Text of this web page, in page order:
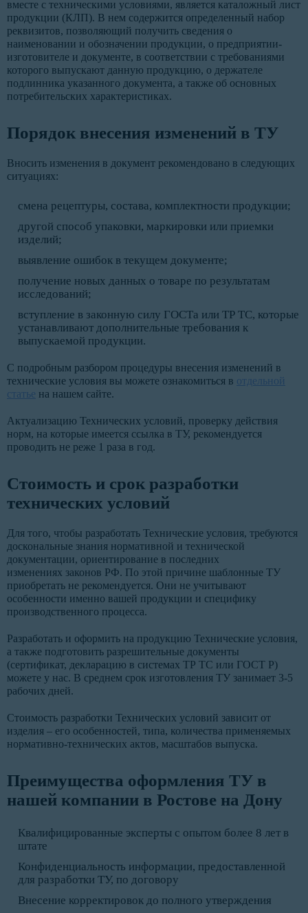
вместе с техническими условиями, является каталожный лист
продукции (КЛП). В нем содержится определенный набор
реквизитов, позволяющий получить сведения о
наименовании и обозначении продукции, о предприятии-
изготовителе и документе, в соответствии с требованиями
которого выпускают данную продукцию, о держателе
подлинника указанного документа, а также об основных
потребительских характеристиках.
Порядок внесения изменений в ТУ
Вносить изменения в документ рекомендовано в следующих
ситуациях:
смена рецептуры, состава, комплектности продукции;
другой способ упаковки, маркировки или приемки
изделий;
выявление ошибок в текущем документе;
получение новых данных о товаре по результатам
исследований;
вступление в законную силу ГОСТа или ТР ТС, которые
устанавливают дополнительные требования к
выпускаемой продукции.
С подробным разбором процедуры внесения изменений в
технические условия вы можете ознакомиться в отдельной
статье на нашем сайте.
Актуализацию Технических условий, проверку действия
норм, на которые имеется ссылка в ТУ, рекомендуется
проводить не реже 1 раза в год.
Стоимость и срок разработки
технических условий
Для того, чтобы разработать Технические условия, требуются
доскональные знания нормативной и технической
документации, ориентирование в последних
изменениях законов РФ. По этой причине шаблонные ТУ
приобретать не рекомендуется. Они не учитывают
особенности именно вашей продукции и специфику
производственного процесса.
Разработать и оформить на продукцию Технические условия,
а также подготовить разрешительные документы
(сертификат, декларацию в системах ТР ТС или ГОСТ Р)
можете у нас. В среднем срок изготовления ТУ занимает 3-5
рабочих дней.
Стоимость разработки Технических условий зависит от
изделия – его особенностей, типа, количества применяемых
нормативно-технических актов, масштабов выпуска.
Преимущества оформления ТУ в
нашей компании в Ростове на Дону
Квалифицированные эксперты с опытом более 8 лет в
штате
Конфиденциальность информации, предоставленной
для разработки ТУ, по договору
Внесение корректировок до полного утверждения